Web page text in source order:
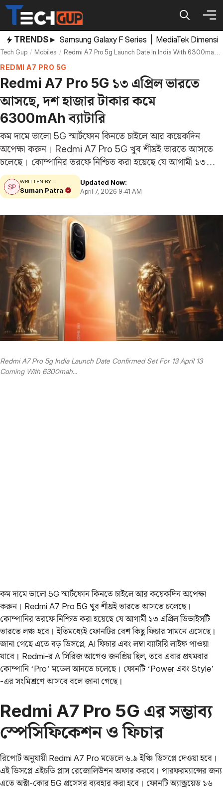
Skip
content
TRENDS ▸ Samsung Galaxy F Series MediaTek
Tech Gup Mobiles Redmi A7 Pro 5g Launch Date In India With 6300mah Battery 32mp Camera
REDMI A7 PRO 5G
Redmi A7 Pro 5G ১৩ এপ্রিল ভারতে
আসছে, দশ হাজার টাকার কমে
6300mAh ব্যাটারি
কম দামে ভালো 5G স্মার্টফোন কিনতে চাইলে আর কয়েকদিন
অপেক্ষা করুন। Redmi A7 Pro 5G খুব শীঘ্রই ভারতে আসতে
চলেছে। কোম্পানির তরফে নিশ্চিত করা হয়েছে যে আগামী ১৩
এপ্রিল ডিভাইসটি ভারতে লঞ্চ হবে। ইতিমধ্যেই ফোনটির বেশ কিছু
ফিচার সামনে এসেছে।…
WRITTEN BY :
Suman Patra
Updated Now:
April 7, 2026 9:41 AM
Redmi A7 Pro 5g India Launch Date Confirmed Set For 13 April 13
Coming With 6300mah...
কম দামে ভালো 5G স্মার্টফোন কিনতে চাইলে আর কয়েকদিন অপেক্ষা
করুন। Redmi A7 Pro 5G খুব শীঘ্রই ভারতে আসতে চলেছে।
কোম্পানির তরফে নিশ্চিত করা হয়েছে যে আগামী ১৩ এপ্রিল ডিভাইসটি
ভারতে লঞ্চ হবে। ইতিমধ্যেই ফোনটির বেশ কিছু ফিচার সামনে এসেছে।
জানা গেছে এতে বড় ডিসপ্লে, AI ফিচার এবং লম্বা ব্যাটারি লাইফ পাওয়া
যাবে। Redmi-র A সিরিজ আগেও জনপ্রিয় ছিল, তবে এবার প্রথমবার
কোম্পানি ‘Pro’ মডেল আনতে চলেছে। ফোনটি ‘Power এবং Style’
-এর সংমিশ্রণে আসবে বলে জানা গেছে।
Redmi A7 Pro 5G এর সম্ভাব্য
স্পেসিফিকেশন ও ফিচার
রিপোর্ট অনুযায়ী Redmi A7 Pro মডেলে ৬.৯ ইঞ্চি ডিসপ্লে দেওয়া হবে।
এই ডিসপ্লে এইচডি প্লাস রেজোলিউশন অফার করবে। পারফরম্যান্সের জন্য
এতে অক্টা-কোর 5G প্রসেসর ব্যবহার করা হবে। ফোনটি অ্যান্ড্রয়েড ১৬